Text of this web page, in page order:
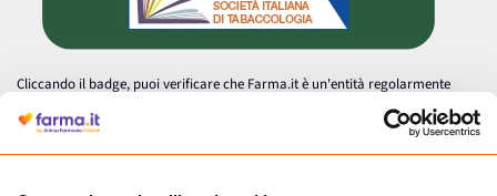
Cliccando il badge, puoi verificare che Farma.it è un'entità regolarmente
autorizzata dal Ministero della Salute a effettuare la vendita online di
medicinali.